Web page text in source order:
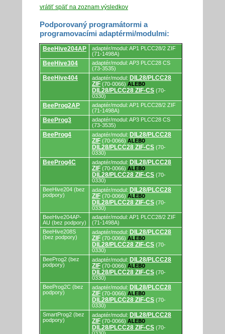
vrátiť späť na zoznam výsledkov
Podporovaný programátormi a
programovacími adaptérmi/modulmi:
Podporovaný
programátormi
a
programovacími
adaptérmi/modulmi.
BeeHive204AP
adaptér/modul: AP1 PLCC28/2 ZIF
(71-1498A)
BeeHive304
adaptér/modul: AP3 PLCC28 CS
(73-3535)
BeeHive404 adaptér/modul: DIL28/PLCC28
ZIF (70-0066) ALEBO
DIL28/PLCC28 ZIF-CS (70-
0330)
BeeProg2AP
adaptér/modul: AP1 PLCC28/2 ZIF
(71-1498A)
BeeProg3
adaptér/modul: AP3 PLCC28 CS
(73-3535)
BeeProg4 adaptér/modul: DIL28/PLCC28
ZIF (70-0066) ALEBO
DIL28/PLCC28 ZIF-CS (70-
0330)
BeeProg4C adaptér/modul: DIL28/PLCC28
ZIF (70-0066) ALEBO
DIL28/PLCC28 ZIF-CS (70-
0330)
BeeHive204 (bez
podpory)
adaptér/modul: DIL28/PLCC28
ZIF (70-0066) ALEBO
DIL28/PLCC28 ZIF-CS (70-
0330)
BeeHive204AP-
AU (bez podpory)
adaptér/modul: AP1 PLCC28/2 ZIF
(71-1498A)
BeeHive208S
(bez podpory)
adaptér/modul: DIL28/PLCC28
ZIF (70-0066) ALEBO
DIL28/PLCC28 ZIF-CS (70-
0330)
BeeProg2 (bez
podpory)
adaptér/modul: DIL28/PLCC28
ZIF (70-0066) ALEBO
DIL28/PLCC28 ZIF-CS (70-
0330)
BeeProg2C (bez
podpory)
adaptér/modul: DIL28/PLCC28
ZIF (70-0066) ALEBO
DIL28/PLCC28 ZIF-CS (70-
0330)
SmartProg2 (bez
podpory)
adaptér/modul: DIL28/PLCC28
ZIF (70-0066) ALEBO
DIL28/PLCC28 ZIF-CS (70-